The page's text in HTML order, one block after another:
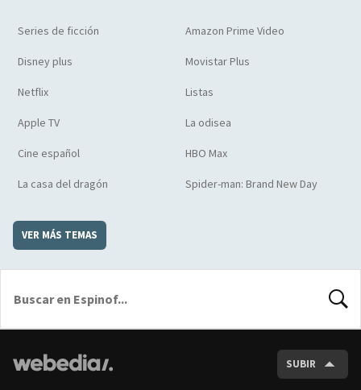
Series de ficción Amazon Prime Video
Disney plus Movistar Plus
Netflix Listas
Apple TV La odisea
Cine español HBO Max
La casa del dragón Spider-man: Brand New Day
VER MÁS TEMAS
SUBIR